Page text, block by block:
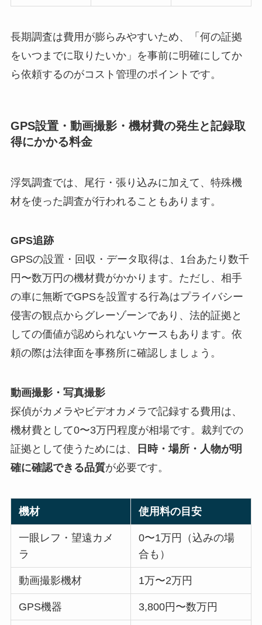
長期調査は費用が膨らみやすいため、「何の証拠
をいつまでに取りたいか」を事前に明確にしてか
ら依頼するのがコスト管理のポイントです。
GPS設置・動画撮影・機材費の発生と記録取
得にかかる料金
浮気調査では、尾行・張り込みに加えて、特殊機
材を使った調査が行われることもあります。
GPS追跡
GPSの設置・回収・データ取得は、1台あたり数千
円〜数万円の機材費がかかります。ただし、相手
の車に無断でGPSを設置する行為はプライバシー
侵害の観点からグレーゾーンであり、法的証拠と
しての価値が認められないケースもあります。依
頼の際は法律面を事務所に確認しましょう。
動画撮影・写真撮影
探偵がカメラやビデオカメラで記録する費用は、
機材費として0〜3万円程度が相場です。裁判での
証拠として使うためには、
日時・場所・人物が明
確に確認できる品質が必要です。
機材 使用料の目安
一眼レフ・望遠カメ
ラ
0〜1万円（込みの場
合も）
動画撮影機材 1万〜2万円
GPS機器 3,800円〜数万円